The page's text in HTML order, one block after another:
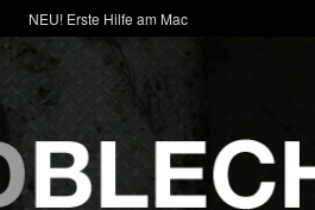
NEU! Erste Hilfe am Mac